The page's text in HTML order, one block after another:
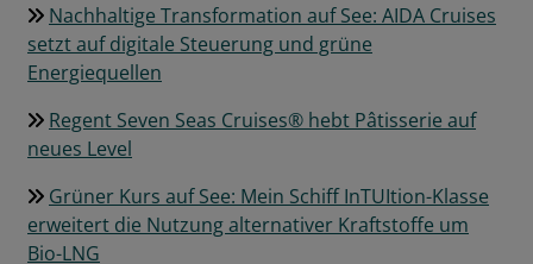
Nachhaltige Transformation auf See: AIDA Cruises
setzt auf digitale Steuerung und grüne
Energiequellen
Regent Seven Seas Cruises® hebt Pâtisserie auf
neues Level
Grüner Kurs auf See: Mein Schiff InTUItion-Klasse
erweitert die Nutzung alternativer Kraftstoffe um
Bio-LNG